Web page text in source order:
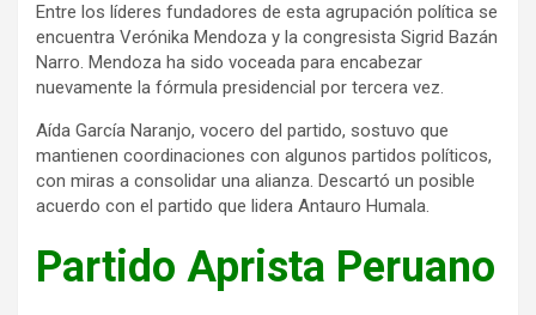
Entre los líderes fundadores de esta agrupación política se
encuentra Verónika Mendoza y la congresista Sigrid Bazán
Narro. Mendoza ha sido voceada para encabezar
nuevamente la fórmula presidencial por tercera vez.
Aída García Naranjo, vocero del partido, sostuvo que
mantienen coordinaciones con algunos partidos políticos,
con miras a consolidar una alianza. Descartó un posible
acuerdo con el partido que lidera Antauro Humala.
Partido Aprista Peruano